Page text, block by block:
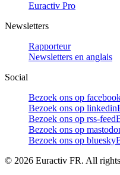
Euractiv Pro
Newsletters
Rapporteur
Newsletters en anglais
Social
Bezoek ons op
Bezoek ons op linkedin
Bezoek ons op rss-feed
Bezoek ons op
Bezoek ons op bluesky
© 2026 Euractiv FR. All